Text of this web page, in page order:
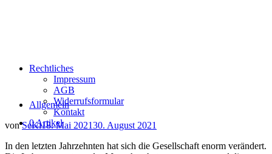
Rechtliches
Impressum
AGB
Widerrufsformular
Kontakt
0 Artikel
Allgemein
vonSeKi18. Mai 202130. August 2021
In den letzten Jahrzehnten hat sich die Gesellschaft enorm verändert.